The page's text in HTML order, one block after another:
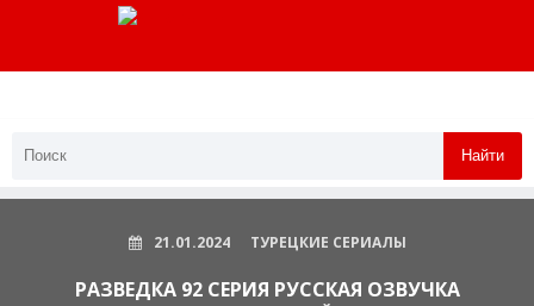
Найти
21.01.2024 ТУРЕЦКИЕ СЕРИАЛЫ
РАЗВЕДКА 92 СЕРИЯ РУССКАЯ ОЗВУЧКА